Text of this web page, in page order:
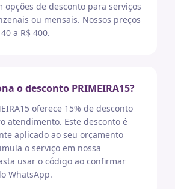
opções de desconto para serviços
ou mensais. Nossos preços
a R$ 400.
o desconto PRIMEIRA15?
oferece 15% de desconto
atendimento. Este desconto é
aplicado ao seu orçamento
o serviço em nossa
usar o código ao confirmar
WhatsApp.